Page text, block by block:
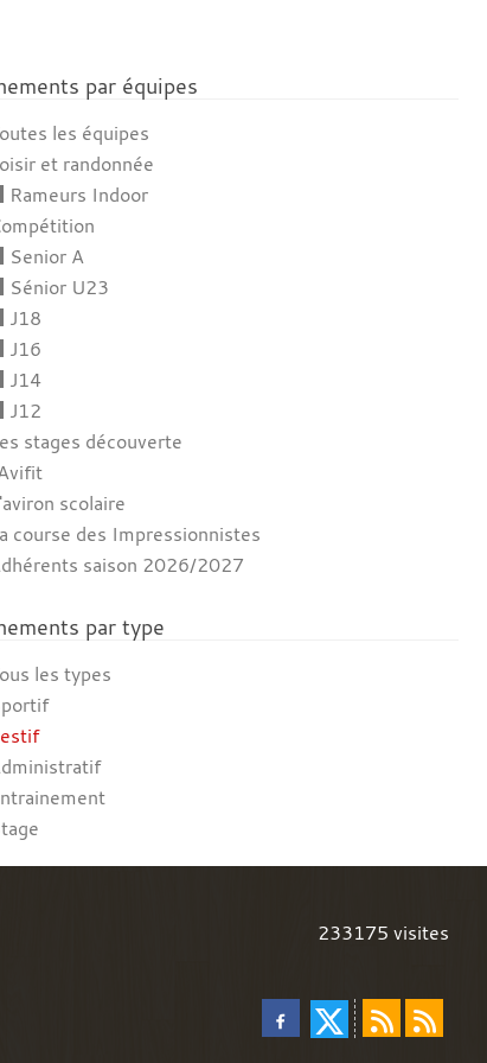
par équipes
les équipes
et randonnée
Rameurs Indoor
Senior A
Sénior U23
J18
J16
J14
J12
stages découverte
scolaire
course des Impressionnistes
saison 2026/2027
par type
les types
233175 visites